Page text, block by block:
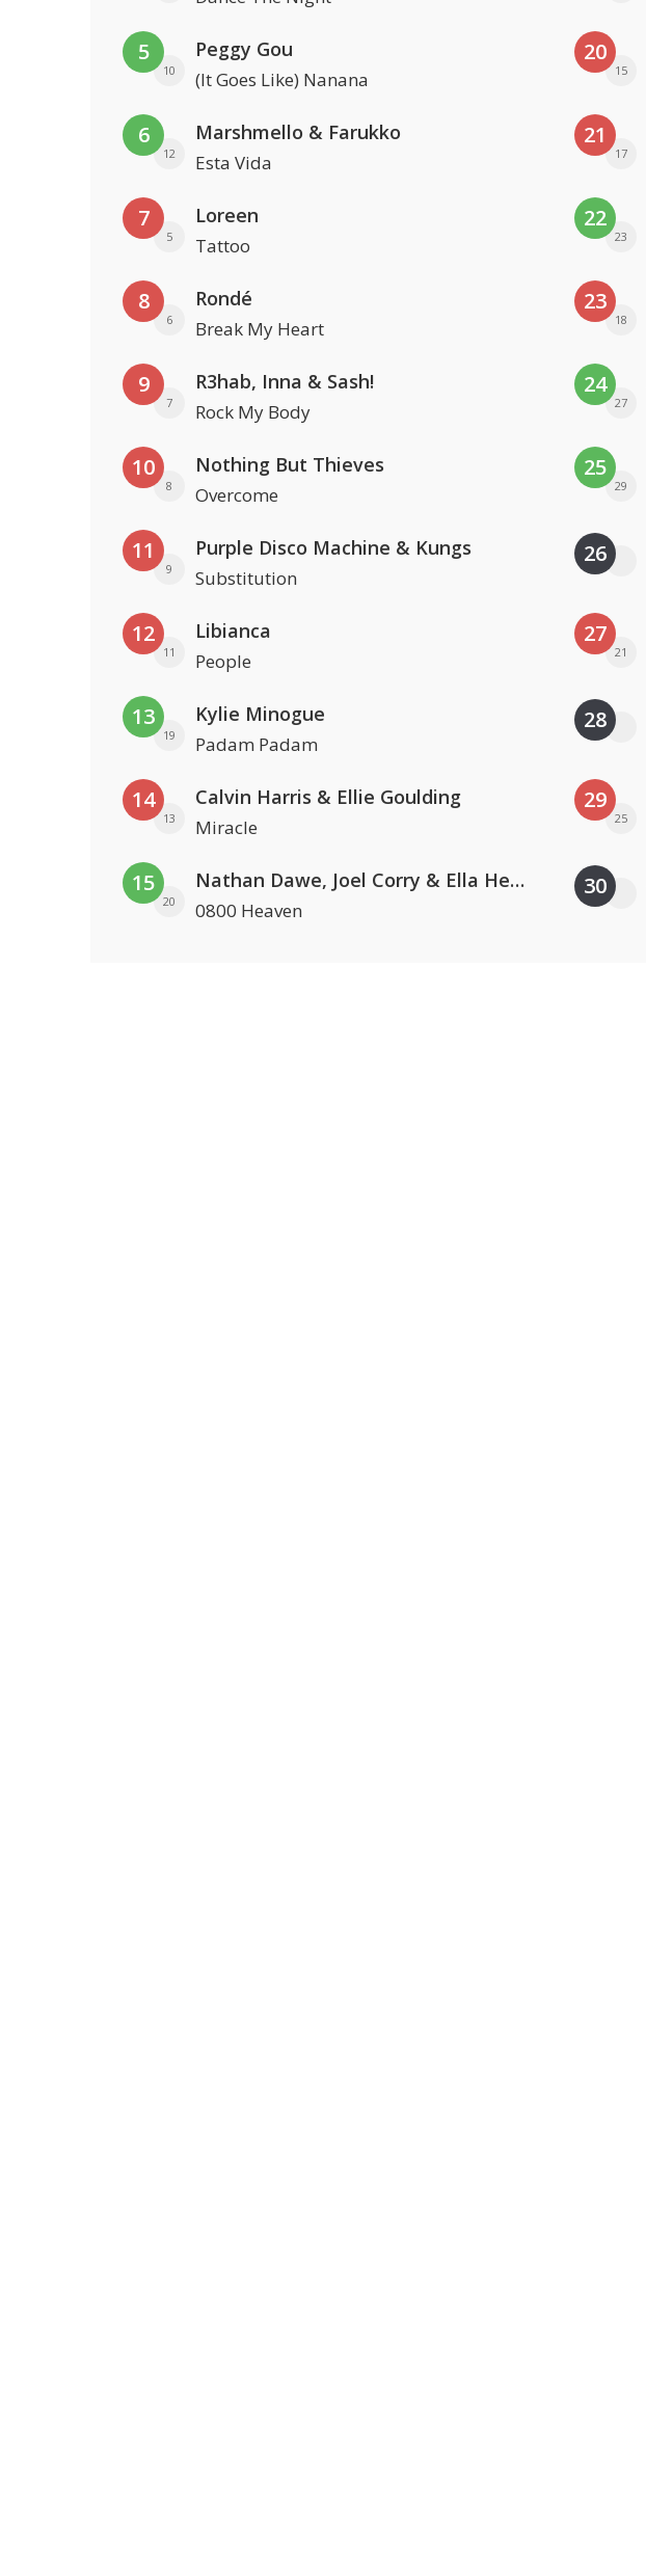
5
10
Peggy Gou
(It Goes Like) Nanana
6
12
Marshmello & Farukko
Esta Vida
7
5
Loreen
Tattoo
8
6
Rondé
Break My Heart
9
7
R3hab, Inna & Sash!
Rock My Body
10
8
Nothing But Thieves
Overcome
11
9
Purple Disco Machine & Kungs
Substitution
12
11
Libianca
People
13
19
Kylie Minogue
Padam Padam
14
13
Calvin Harris & Ellie Goulding
Miracle
15
20
Nathan Dawe, Joel Corry & Ella Henderson
0800 Heaven
20
15
21
17
22
23
23
18
24
27
25
29
26
27
21
28
29
25
30